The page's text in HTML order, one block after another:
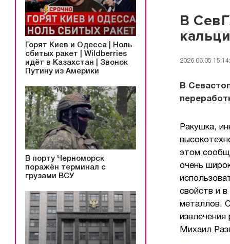
Горят Киев и Одесса | Ноль
сбитых ракет | Wildberries
идёт в Казахстан | Звонок
Путину из Америки
В порту Черноморск
поражён терминал с
грузами ВСУ
В
2026.06.05
В
Ракушка,
этом
очень
свойств и
металлов.
Михаил